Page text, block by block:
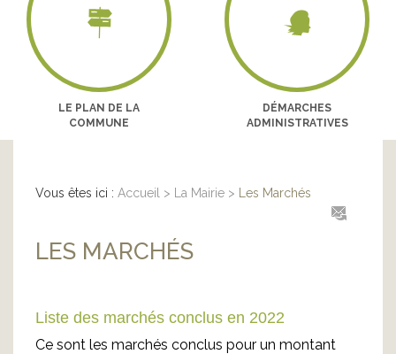
LE PLAN DE LA
COMMUNE
DÉMARCHES
ADMINISTRATIVES
Vous êtes ici : Accueil > La Mairie > Les Marchés
LES MARCHÉS
Liste des marchés conclus en 2022
Ce sont les marchés conclus pour un montant